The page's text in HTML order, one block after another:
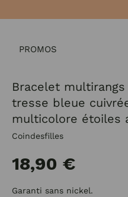
PROMOS
Bracelet multirangs
tresse bleue
multicolore étoiles
Coindesfilles
18,90 €
Garanti sans nickel.